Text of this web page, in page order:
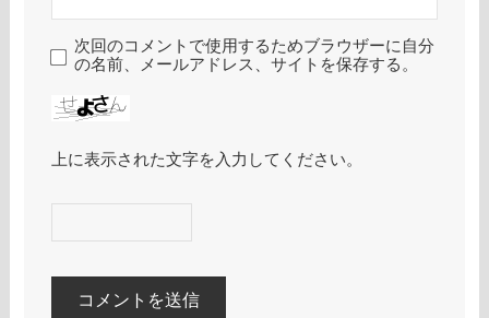
次回のコメントで使用するためブラウザーに自分
の名前、メールアドレス、サイトを保存する。
上に表示された文字を入力してください。